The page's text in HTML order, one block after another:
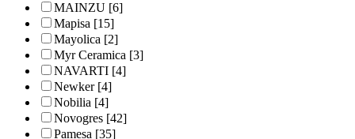
MAINZU [6]
Mapisa [15]
Mayolica [2]
Myr Ceramica [3]
NAVARTI [4]
Newker[4]
Nobilia [4]
Novogres [42]
Pamesa [35]